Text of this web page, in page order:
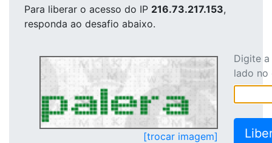
Para liberar o acesso do IP 216.73.217.153,
responda ao desafio abaixo.
[trocar imagem]
Digite
lado no